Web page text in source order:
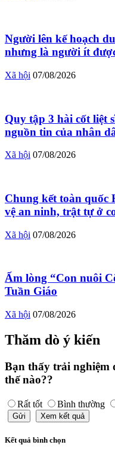
Người lên kế hoạch
nhưng là người ít
Xã hội 07/08/2026
Quy tập 3 hài cốt liệt
nguồn tin của nhân
Xã hội 07/08/2026
Chung kết toàn quốc
vệ an ninh, trật tự ở
Xã hội 07/08/2026
Ấm lòng “Con nuôi
Tuần Giáo
Xã hội 07/08/2026
Thăm dò ý kiến
Bạn thấy trải nghiệm
thế nào??
Rất tốt Bình thường
Gửi Xem kết quả
Kết quả bình chọn